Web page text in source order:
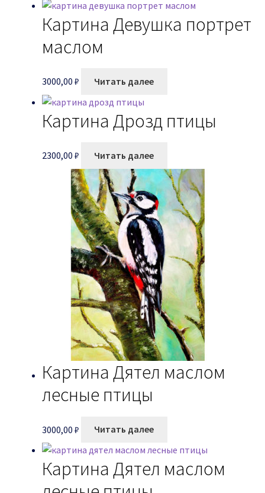
Картина Девушка портрет
маслом
3000,00 ₽ Читать далее
Картина Дрозд птицы
2300,00 ₽ Читать далее
Картина Дятел маслом
лесные птицы
3000,00 ₽ Читать далее
Картина Дятел маслом